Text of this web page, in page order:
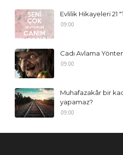
Evlilik Hikayeleri 21
09:00
Cadı Avlama
09:00
Muhafazakâr bir
yapamaz?
09:00